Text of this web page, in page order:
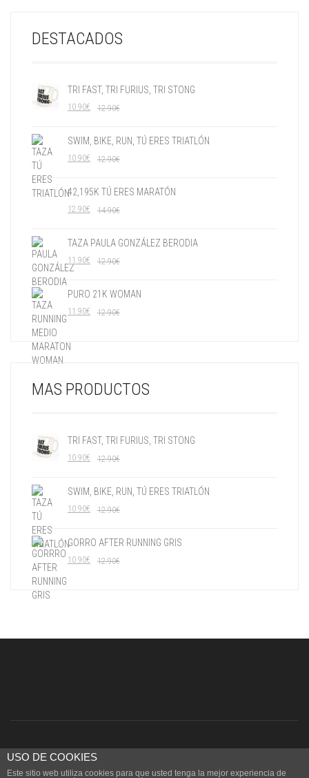
DESTACADOS
TRI FAST, TRI FURIUS, TRI STONG
12.90€
10.90€
SWIM, BIKE, RUN, TÚ ERES TRIATLÓN
12.90€
10.90€
42,195K TÚ ERES MARATÓN
14.90€
12.90€
TAZA PAULA GONZÁLEZ BERODIA
12.90€
11.90€
PURO 21K WOMAN
12.90€
11.90€
MAS PRODUCTOS
TRI FAST, TRI FURIUS, TRI STONG
12.90€
10.90€
SWIM, BIKE, RUN, TÚ ERES TRIATLÓN
12.90€
10.90€
GORRO AFTER RUNNING GRIS
12.90€
10.90€
Copyright © 2015 RUNNERFORYOU
USO DE COOKIES
Este sitio web utiliza cookies para que usted tenga la mejor experiencia de